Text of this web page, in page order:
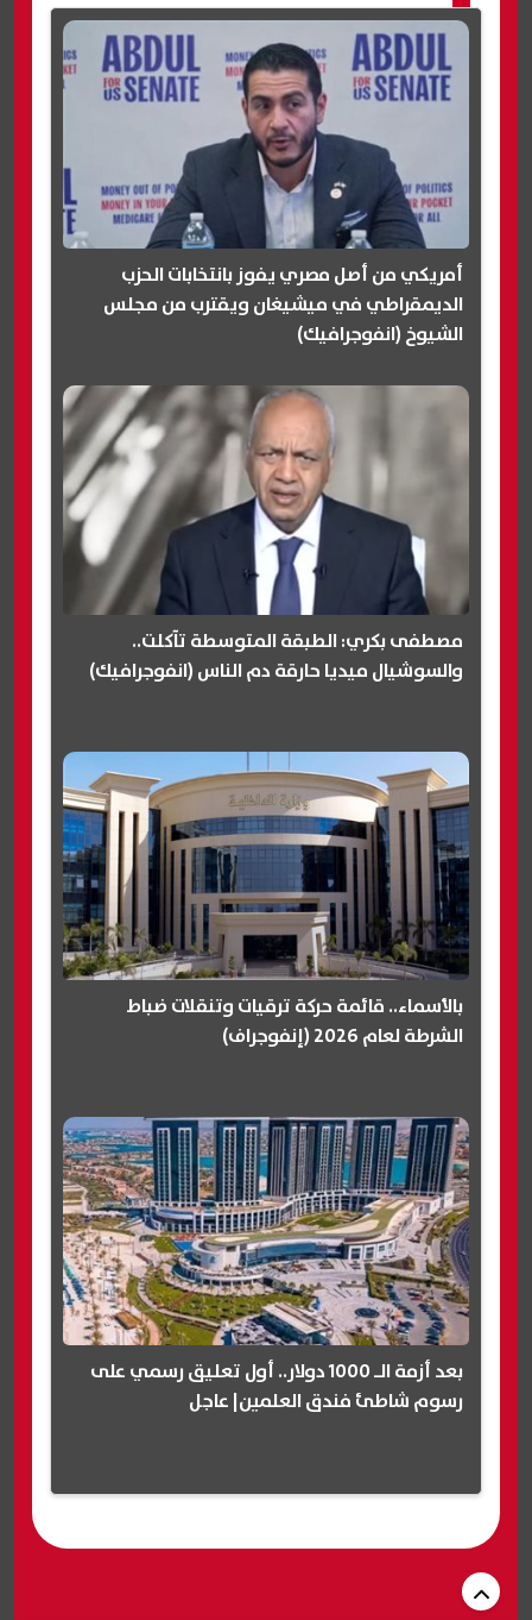
أمريكي من أصل مصري يفوز بانتخابات الحزب
الديمقراطي في ميشيغان ويقترب من مجلس
الشيوخ (انفوجرافيك)
مصطفى بكري: الطبقة المتوسطة تآكلت..
والسوشيال ميديا حارقة دم الناس (انفوجرافيك)
بالأسماء.. قائمة حركة ترقيات وتنقلات ضباط
الشرطة لعام 2026 (إنفوجراف)
بعد أزمة الـ 1000 دولار.. أول تعليق رسمي على
رسوم شاطئ فندق العلمين| عاجل